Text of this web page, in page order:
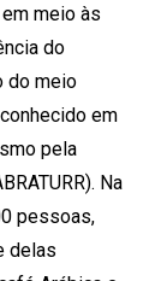
meio às
do
do meio
em
pela
Na
pessoas,
delas